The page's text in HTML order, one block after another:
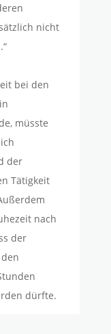
nicht
bei den
müsste
der
Tätigkeit
nach
der
dürfte.